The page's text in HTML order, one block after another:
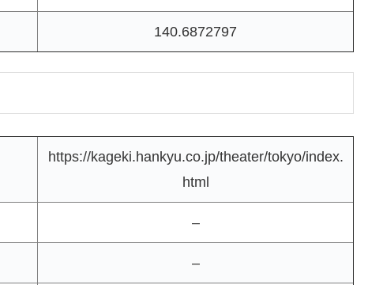
140.6872797
https://kageki.hankyu.co.jp/theater/tokyo/index.
html
–
–